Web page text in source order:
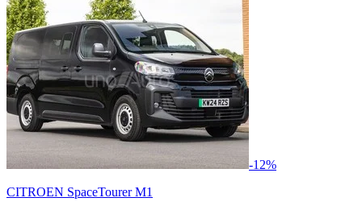
-12%
CITROEN SpaceTourer M1